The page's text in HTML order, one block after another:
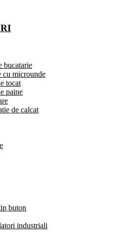
bucatarie
cu microunde
tocat
paine
de calcat
buton
industriali